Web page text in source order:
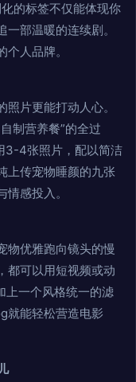
的标签不仅能体现你
部温暖的连续剧。
人品牌。
片更能打动人心。
制营养餐”的全过
3-4张照片，配以简洁
上传宠物睡颜的九张
感投入。
物优雅跑向镜头的慢
都可以用短视频或动
上一个风格统一的滤
就能轻松营造电影